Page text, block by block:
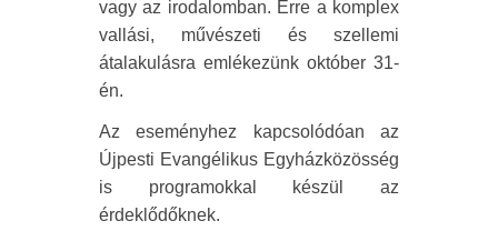
vagy az irodalomban. Erre a komplex
vallási, művészeti és szellemi
átalakulásra emlékezünk október 31-
én.
Az eseményhez kapcsolódóan az
Újpesti Evangélikus Egyházközösség
is programokkal készül az
érdeklődőknek.